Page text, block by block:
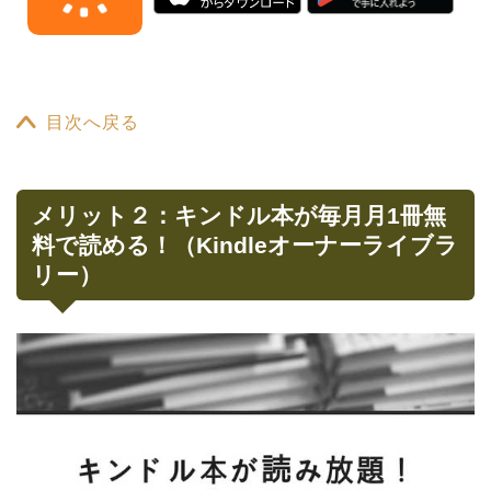
目次へ戻る
メリット２：キンドル本が毎月月1冊無
料で読める！（Kindleオーナーライブラ
リー）